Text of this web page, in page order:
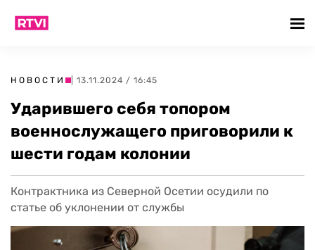
НОВОСТИ | 13.11.2024 / 16:45
Ударившего себя топором
военнослужащего приговорили к
шести годам колонии
Контрактника из Северной Осетии осудили по
статье об уклонении от службы